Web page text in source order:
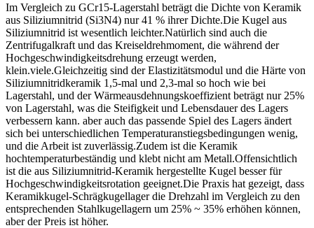
Im Vergleich zu GCr15-Lagerstahl beträgt die Dichte von Keramik
aus Siliziumnitrid (Si3N4) nur 41 % ihrer Dichte.Die Kugel aus
Siliziumnitrid ist wesentlich leichter.Natürlich sind auch die
Zentrifugalkraft und das Kreiseldrehmoment, die während der
Hochgeschwindigkeitsdrehung erzeugt werden,
klein.viele.Gleichzeitig sind der Elastizitätsmodul und die Härte von
Siliziumnitridkeramik 1,5-mal und 2,3-mal so hoch wie bei
Lagerstahl, und der Wärmeausdehnungskoeffizient beträgt nur 25%
von Lagerstahl, was die Steifigkeit und Lebensdauer des Lagers
verbessern kann. aber auch das passende Spiel des Lagers ändert
sich bei unterschiedlichen Temperaturanstiegsbedingungen wenig,
und die Arbeit ist zuverlässig.Zudem ist die Keramik
hochtemperaturbeständig und klebt nicht am Metall.Offensichtlich
ist die aus Siliziumnitrid-Keramik hergestellte Kugel besser für
Hochgeschwindigkeitsrotation geeignet.Die Praxis hat gezeigt, dass
Keramikkugel-Schrägkugellager die Drehzahl im Vergleich zu den
entsprechenden Stahlkugellagern um 25% ~ 35% erhöhen können,
aber der Preis ist höher.